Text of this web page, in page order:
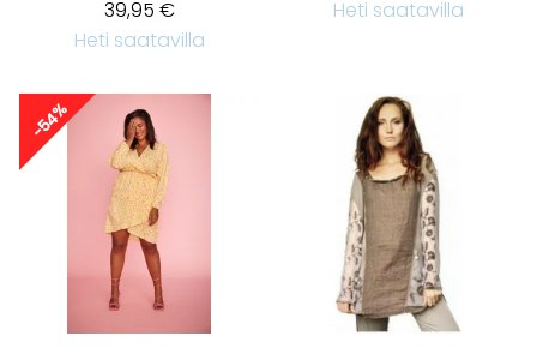
39,95 €
Heti saatavilla
Heti saatavilla
-54%